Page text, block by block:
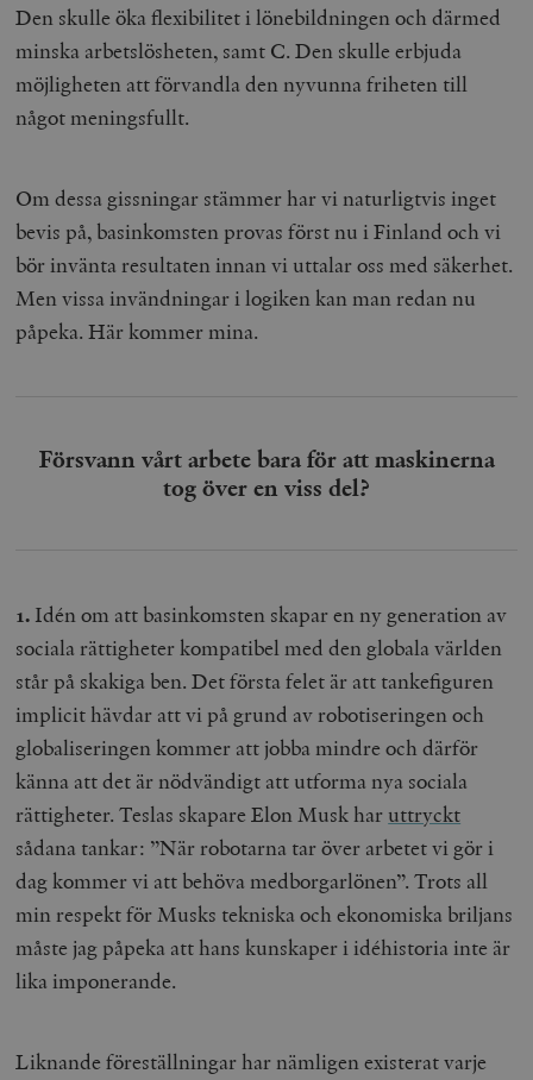
Den skulle öka flexibilitet i lönebildningen och därmed
minska arbetslösheten, samt C. Den skulle erbjuda
möjligheten att förvandla den nyvunna friheten till
något meningsfullt.
Om dessa gissningar stämmer har vi naturligtvis inget
bevis på, basinkomsten provas först nu i Finland och vi
bör invänta resultaten innan vi uttalar oss med säkerhet.
Men vissa invändningar i logiken kan man redan nu
påpeka. Här kommer mina.
Försvann vårt arbete bara för att maskinerna
tog över en viss del?
1. Idén om att basinkomsten skapar en ny generation av
sociala rättigheter kompatibel med den globala världen
står på skakiga ben. Det första felet är att tankefiguren
implicit hävdar att vi på grund av robotiseringen och
globaliseringen kommer att jobba mindre och därför
känna att det är nödvändigt att utforma nya sociala
rättigheter. Teslas skapare Elon Musk har uttryckt
sådana tankar: ”När robotarna tar över arbetet vi gör i
dag kommer vi att behöva medborgarlönen”. Trots all
min respekt för Musks tekniska och ekonomiska briljans
måste jag påpeka att hans kunskaper i idéhistoria inte är
lika imponerande.
Liknande föreställningar har nämligen existerat varje